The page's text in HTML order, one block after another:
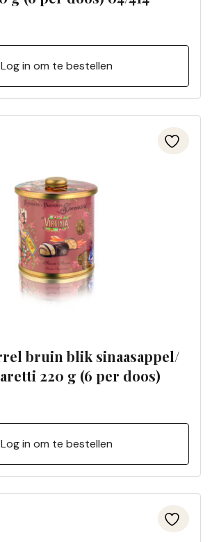
Log in om te bestellen
bruin blik sinaasappel/
220 g (6 per doos)
Log in om te bestellen